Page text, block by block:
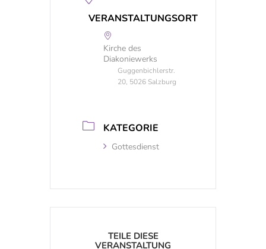
VERANSTALTUNGSORT
Kirche des
Diakoniewerks
Guggenbichlerstr.
20, 5026 Salzburg
KATEGORIE
Gottesdienst
TEILE DIESE
VERANSTALTUNG